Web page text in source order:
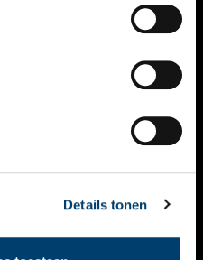
Details tonen